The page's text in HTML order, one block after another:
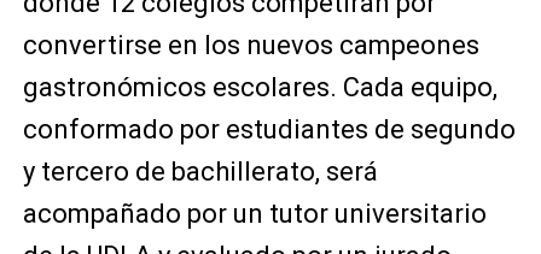
convertirse en los nuevos campeones
gastronómicos escolares. Cada equipo,
conformado por estudiantes de segundo
y tercero de bachillerato, será
acompañado por un tutor universitario